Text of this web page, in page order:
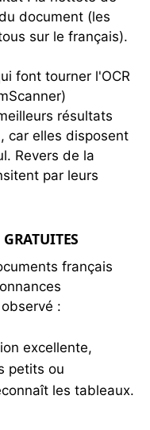
document (les
sur le français).
font tourner l'OCR
résultats
car elles disposent
Revers de la
par leurs
français
:
excellente,
petits ou
les tableaux.